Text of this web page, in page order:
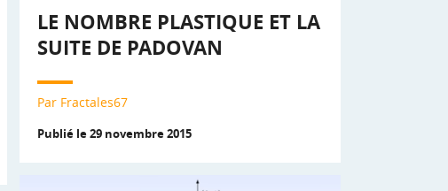
LE NOMBRE PLASTIQUE ET LA
SUITE DE PADOVAN
Par Fractales67
Publié le 29 novembre 2015